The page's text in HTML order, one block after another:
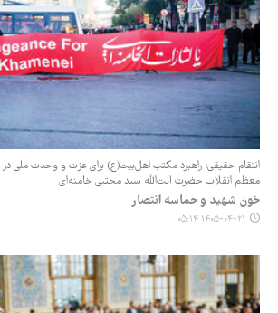
انتقام حقیقی؛ راهبرد مکتب اهل‌بیت(ع) برای عزت و وحدت ملی در
معظم انقلاب حضرت آیت‌الله سید مجتبی خامنه‌ای
‏خون شهید و حماسه انتصار
۱۴۰۵-۰۴-۲۱ ۰۵:۱۴